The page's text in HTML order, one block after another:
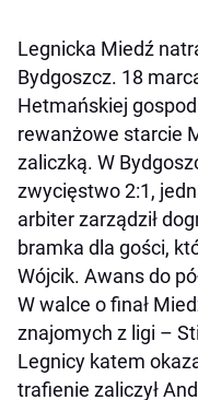
Legnicka Miedź
Bydgoszcz. 18
Hetmańskiej
rewanżowe starcie
zaliczką. W
zwycięstwo 2:1,
arbiter zarządził
bramka dla gości,
Wójcik. Awans do
W walce o finał
znajomych z ligi –
Legnicy katem
trafienie zaliczył